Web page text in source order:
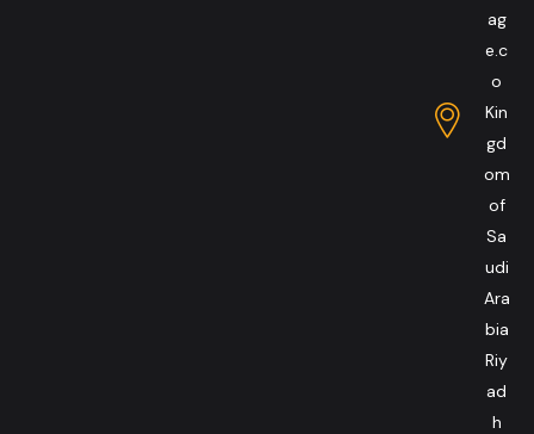
ag
e.c
o
Kin
gd
om
of
Sa
udi
Ara
bia
Riy
ad
h